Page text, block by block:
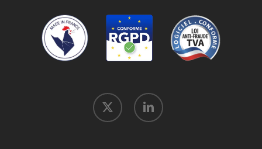
x-
twitter
linkedin